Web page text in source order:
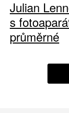
Julian
s
průměrné